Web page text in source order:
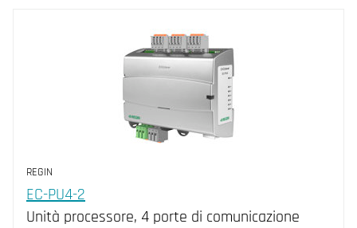
REGIN
EC-PU4-2
Unità processore, 4 porte di comunicazione